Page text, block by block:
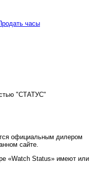
часы
"СТАТУС"
официальным дилером
сайте.
«Watch Status» имеют или